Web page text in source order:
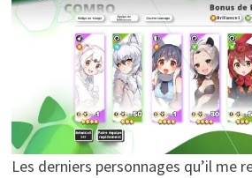
Les derniers personnages qu’il me